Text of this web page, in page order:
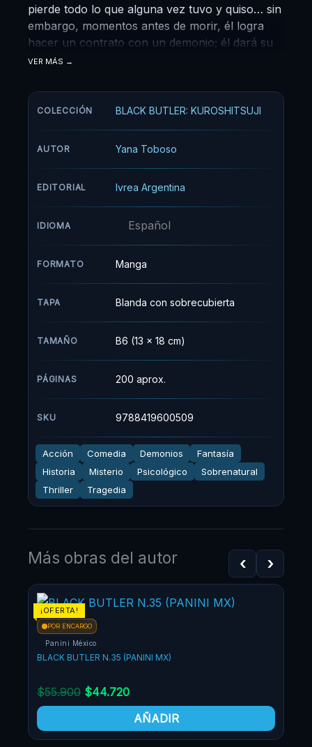
pierde todo lo que alguna vez tuvo y quiso… sin
embargo, momentos antes de morir, él logra
hacer un contrato con un demonio; él dará su
alma, a cambio de venganza. Ciel Phantomhive
corporación Phantomhive, maneja todos los
asuntos relacionados con negocios, y así
Reina de Inglaterra. Su compañero es su nuevo
asesinato los padres de Ciel además de la
tortura que él tuvo que sufrir, ambos se verán
envueltos en peligrosos e intrigantes casos
llenos de misterios e interrogantes que deberán
descifrar.
VER MÁS
COLECCIÓN BLACK BUTLER: KUROSHITSUJI
AUTOR Yana Toboso
EDITORIAL Ivrea Argentina
IDIOMA Español
FORMATO Manga
TAPA Blanda con sobrecubierta
TAMAÑO B6 (13 x 18 cm)
PÁGINAS 200 aprox.
SKU 9788419600509
Acción Comedia Demonios
Fantasía
Historia
Misterio Psicológico
Sobrenatural
Thriller
Tragedia
Más obras del autor ‹ ›
¡OFERTA!
POR ENCARGO
Panini México
BLACK BUTLER N.35 (PANINI MX)
$55.900 $44.720
AÑADIR